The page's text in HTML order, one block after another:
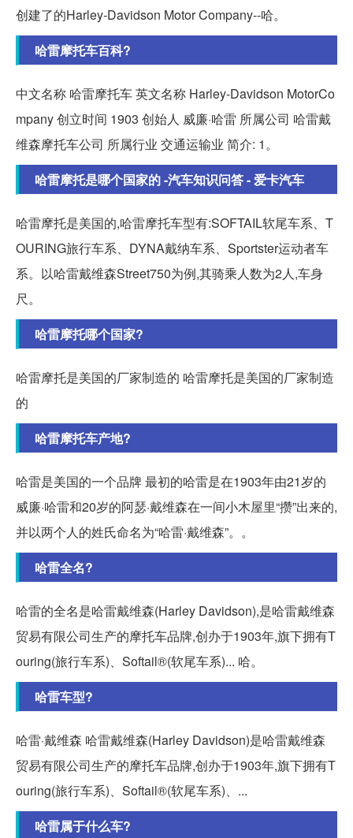
创建了的Harley-Davidson Motor Company--哈。
哈雷摩托车百科?
中文名称 哈雷摩托车 英文名称 Harley-Davidson MotorCo
mpany 创立时间 1903 创始人 威廉·哈雷 所属公司 哈雷戴
维森摩托车公司 所属行业 交通运输业 简介: 1。
哈雷摩托是哪个国家的 -汽车知识问答 - 爱卡汽车
哈雷摩托是美国的,哈雷摩托车型有:SOFTAIL软尾车系、T
OURING旅行车系、DYNA戴纳车系、Sportster运动者车
系。以哈雷戴维森Street750为例,其骑乘人数为2人,车身
尺。
哈雷摩托哪个国家?
哈雷摩托是美国的厂家制造的 哈雷摩托是美国的厂家制造
的
哈雷摩托车产地?
哈雷是美国的一个品牌 最初的哈雷是在1903年由21岁的
威廉·哈雷和20岁的阿瑟·戴维森在一间小木屋里“攒”出来的,
并以两个人的姓氏命名为“哈雷·戴维森”。。
哈雷全名?
哈雷的全名是哈雷戴维森(Harley Davidson),是哈雷戴维森
贸易有限公司生产的摩托车品牌,创办于1903年,旗下拥有T
ouring(旅行车系)、Softail®(软尾车系)... 哈。
哈雷车型?
哈雷·戴维森 哈雷戴维森(Harley Davidson)是哈雷戴维森
贸易有限公司生产的摩托车品牌,创办于1903年,旗下拥有T
ouring(旅行车系)、Softail®(软尾车系)、...
哈雷属于什么车?